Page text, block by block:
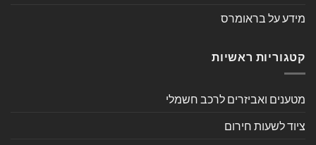
מידע על בראומרס
קטגוריות ראשיות
מטענים ואביזרים לרכב חשמלי
ציוד לשעות חירום